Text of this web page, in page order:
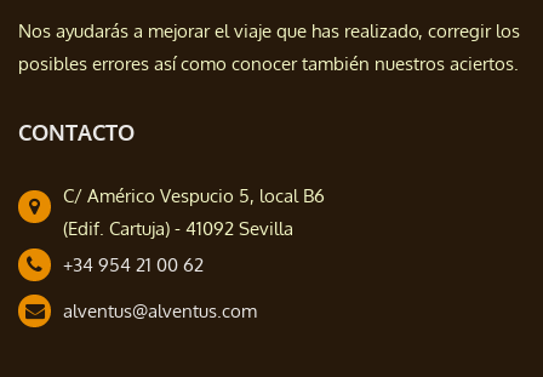
Nos ayudarás a mejorar el viaje que has realizado, corregir los
posibles errores así como conocer también nuestros aciertos.
CONTACTO
C/ Américo Vespucio 5, local B6
(Edif. Cartuja) - 41092 Sevilla
+34 954 21 00 62
alventus@alventus.com